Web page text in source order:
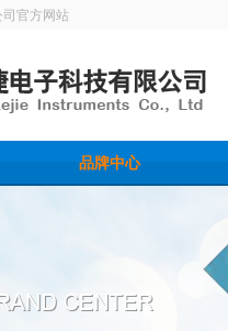
官方网站
品牌中心